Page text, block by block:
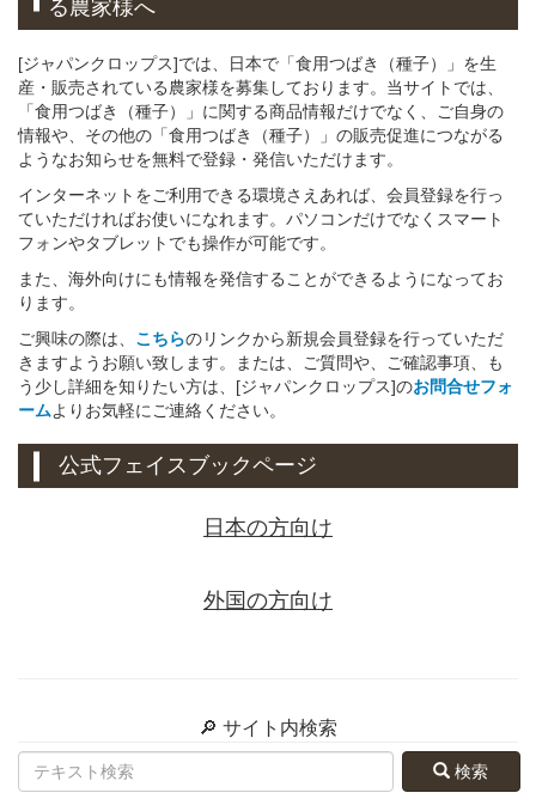
る農家様へ
[ジャパンクロップス]では、日本で「食用つばき（種子）」を生
産・販売されている農家様を募集しております。当サイトでは、
「食用つばき（種子）」に関する商品情報だけでなく、ご自身の
情報や、その他の「食用つばき（種子）」の販売促進につながる
ようなお知らせを無料で登録・発信いただけます。
インターネットをご利用できる環境さえあれば、会員登録を行っ
ていただければお使いになれます。パソコンだけでなくスマート
フォンやタブレットでも操作が可能です。
また、海外向けにも情報を発信することができるようになってお
ります。
ご興味の際は、 こちらのリンクから新規会員登録を行っていただ
きますようお願い致します。または、ご質問や、ご確認事項、も
う少し詳細を知りたい方は、[ジャパンクロップス]のお問合せフォ
ームよりお気軽にご連絡ください。
公式フェイスブックページ
日本の方向け
外国の方向け
🔎 サイト内検索
検索